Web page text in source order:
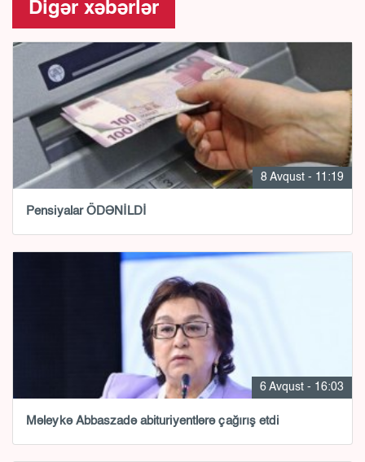
Digər xəbərlər
8 Avqust - 11:19
Pensiyalar ÖDƏNİLDİ
6 Avqust - 16:03
Məleykə Abbaszadə abituriyentlərə çağırış etdi